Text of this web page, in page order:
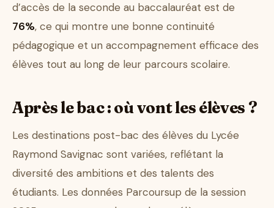
d’accès de la seconde au baccalauréat est de
76%, ce qui montre une bonne continuité
pédagogique et un accompagnement efficace des
élèves tout au long de leur parcours scolaire.
Après le bac : où vont les élèves ?
Les destinations post-bac des élèves du Lycée
Raymond Savignac sont variées, reflétant la
diversité des ambitions et des talents des
étudiants. Les données Parcoursup de la session